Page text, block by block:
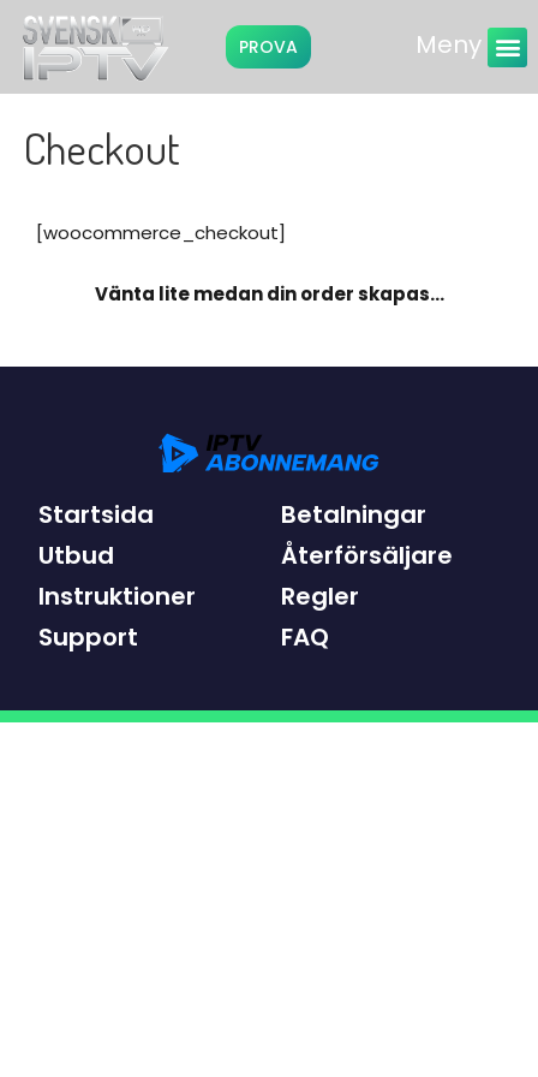
PROVA Meny
Checkout
[woocommerce_checkout]
Vänta lite medan din order skapas…
Startsida
Utbud
Instruktioner
Support
Betalningar
Återförsäljare
Regler
FAQ